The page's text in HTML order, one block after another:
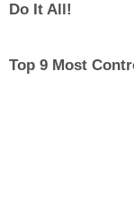
Do It All!
Top 9 Most